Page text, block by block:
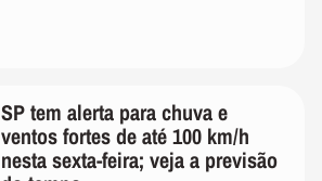
SP tem alerta para chuva e
ventos fortes de até 100 km/h
nesta sexta-feira; veja a previsão